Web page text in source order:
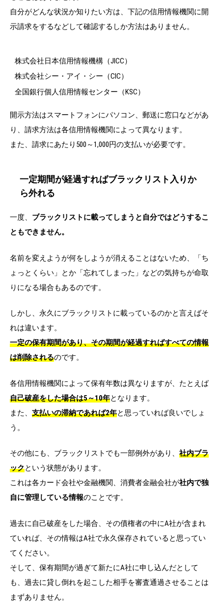
自分がどんな状況か知りたい方は、下記の信用情報機関に開
示請求をするなどして確認するしか方法はありません。
株式会社日本信用情報機構（JICC）
株式会社シー・アイ・シー（CIC）
全国銀行個人信用情報センター（KSC）
開示方法はスマートフォンにパソコン、郵送に窓口などがあ
り、請求方法は各信用情報機関によって異なります。
また、請求にあたり500～1,000円の支払いが必要です。
一定期間が経過すればブラックリスト入りか
ら外れる
一度、 ブラックリストに載ってしまうと自分ではどうするこ
ともできません。
名前を変えようが何をしようが消えることはないため、「ち
ょっとくらい」とか「忘れてしまった」などの気持ちが命取
りになる場合もあるのです。
しかし、永久にブラックリストに載っているのかと言えばそ
れは違います。
一定の保有期間があり、その期間が経過すればすべての情報
は削除されるのです。
各信用情報機関によって保有年数は異なりますが、たとえば
自己破産をした場合は5～10年となります。
また、 支払いの滞納であれば2年と思っていれば良いでしょ
う。
その他にも、ブラックリストでも一部例外があり、 社内ブラ
ックという状態があります。
これは各カード会社や金融機関、消費者金融会社が社内で独
自に管理している情報のことです。
過去に自己破産をした場合、その債権者の中にA社が含まれ
ていれば、その情報はA社で永久保存されていると思ってい
てください。
そして、保有期間が過ぎて新たにA社に申し込んだとして
も、過去に貸し倒れを起こした相手を審査通過させることは
まずありません。